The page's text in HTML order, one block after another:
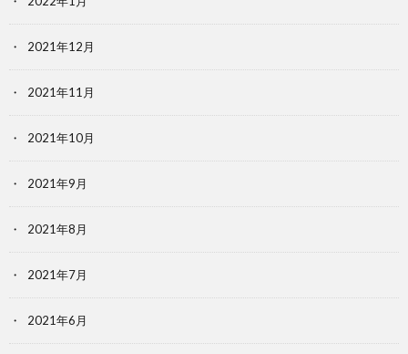
2021年12月
2021年11月
2021年10月
2021年9月
2021年8月
2021年7月
2021年6月